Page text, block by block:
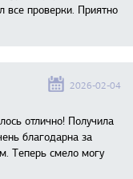
все проверки. Приятно
2026-02-04
отлично! Получила
благодарна за
Теперь смело могу